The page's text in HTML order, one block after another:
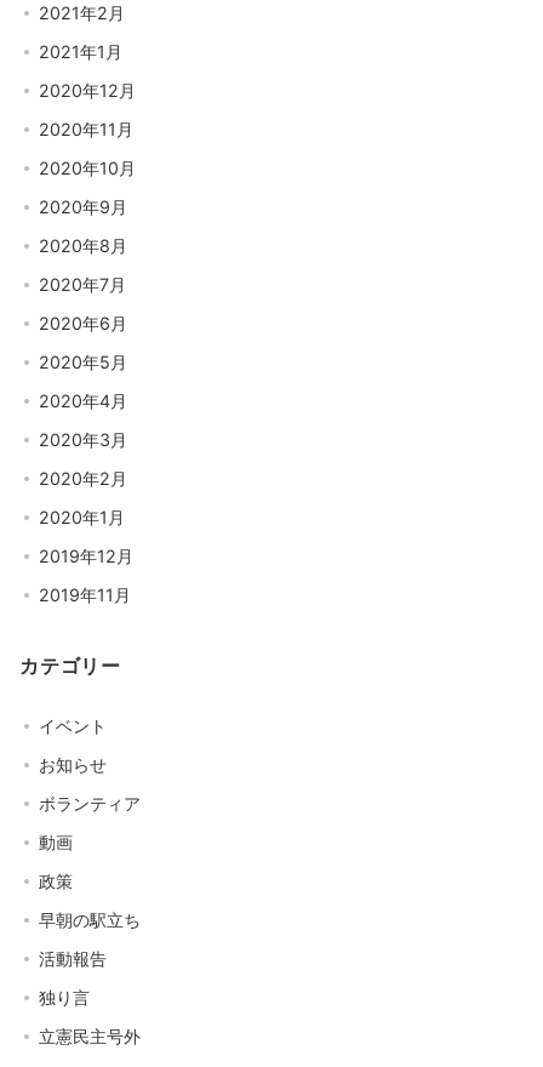
2021年2月
2021年1月
2020年12月
2020年11月
2020年10月
2020年9月
2020年8月
2020年7月
2020年6月
2020年5月
2020年4月
2020年3月
2020年2月
2020年1月
2019年12月
2019年11月
カテゴリー
イベント
お知らせ
ボランティア
動画
政策
早朝の駅立ち
活動報告
独り言
立憲民主号外